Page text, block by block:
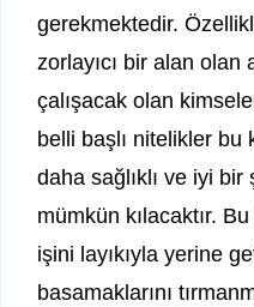
gerekmektedir.
zorlayıcı bir alan olan
çalışacak olan
belli başlı nitelikler
daha sağlıklı ve iyi
mümkün kılacaktır.
işini layıkıyla yerine
basamaklarını